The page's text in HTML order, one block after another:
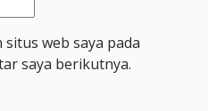
situs web saya pada
saya berikutnya.